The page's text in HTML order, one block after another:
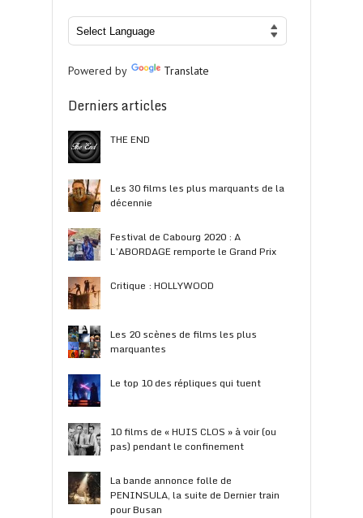
Powered by Translate
Derniers articles
THE END
Les 30 films les plus marquants de la
décennie
Festival de Cabourg 2020 : A
L’ABORDAGE remporte le Grand Prix
Critique : HOLLYWOOD
Les 20 scènes de films les plus
marquantes
Le top 10 des répliques qui tuent
10 films de « HUIS CLOS » à voir (ou
pas) pendant le confinement
La bande annonce folle de
PENINSULA, la suite de Dernier train
pour Busan